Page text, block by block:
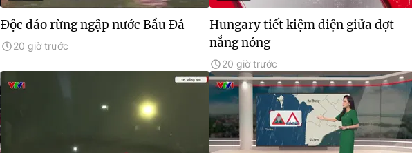
Độc đáo rừng ngập nước Bầu Đá
20 giờ trước
Hungary tiết kiệm điện giữa đợt
nắng nóng
20 giờ trước